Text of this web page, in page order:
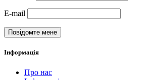
E-mail
Повідомте мене
Інформація
Про нас